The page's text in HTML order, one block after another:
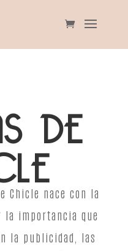
DE
Chicle nace con la
importancia que
la publicidad, las